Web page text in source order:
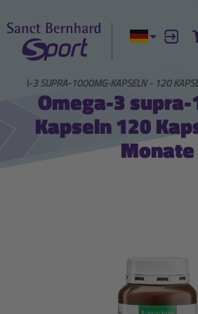
Aktuelle
3 SUPRA-1000MG-KAPSELN - 120
Omega-3
Kapseln 120
Monate